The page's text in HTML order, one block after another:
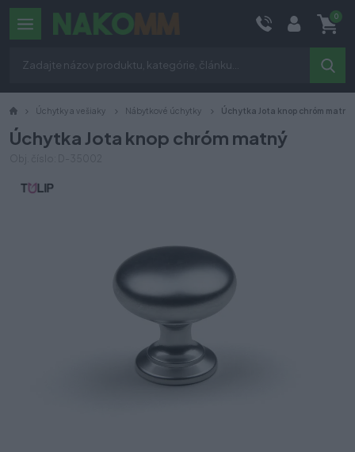
0
Úchytky a vešiaky Nábytkové úchytky Úchytka Jota knop chróm matný
Úchytka Jota knop chróm matný